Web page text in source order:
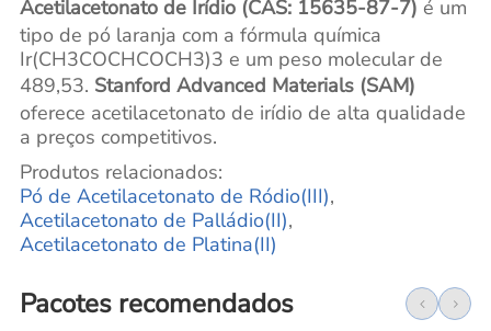
Acetilacetonato de Irídio (CAS: 15635-87-7) é um
tipo de pó laranja com a fórmula química
Ir(CH3COCHCOCH3)3 e um peso molecular de
489,53. Stanford Advanced Materials (SAM)
oferece acetilacetonato de irídio de alta qualidade
a preços competitivos.
Produtos relacionados:
Pó de Acetilacetonato de Ródio(III),
Acetilacetonato de Palládio(II),
Acetilacetonato de Platina(II)
Pacotes recomendados